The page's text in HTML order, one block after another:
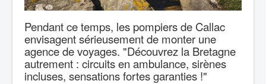
Pendant ce temps, les pompiers de Callac
envisagent sérieusement de monter une
agence de voyages. "Découvrez la Bretagne
autrement : circuits en ambulance, sirènes
incluses, sensations fortes garanties !"